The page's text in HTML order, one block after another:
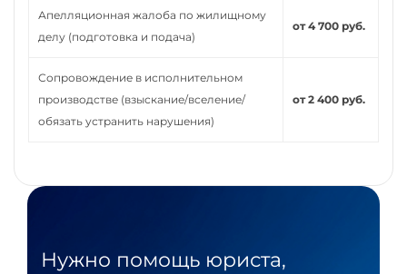
Апелляционная жалоба по жилищному
делу (подготовка и подача)
от 4 700 руб.
Сопровождение в исполнительном
производстве (взыскание/вселение/
обязать устранить нарушения)
от 2 400 руб.
Нужно помощь юриста,